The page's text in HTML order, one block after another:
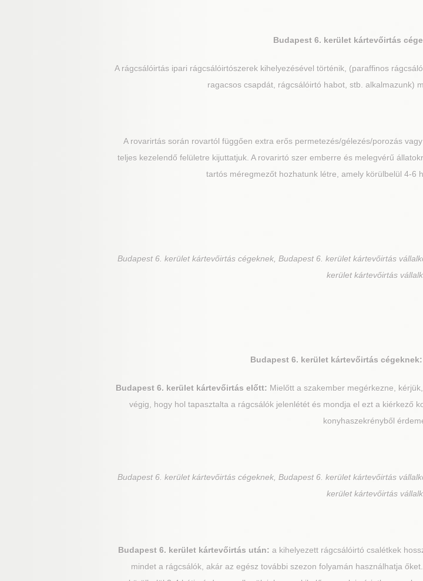
Budapest 6. kerületkártevőirtás
A rágcsálóirtás ipari rágcsálóirtószerek kihelyezésével történik, (paraffinos
ragacsos csapdát, rágcsálóirtó habot, stb. alkalmazunk)
A rovarirtás során rovartól függően extra erős permetezés/gélezés/porozás
teljes kezelendő felületre kijuttatjuk. A rovarirtó szer emberre és melegvérű
tartós méregmezőt hozhatunk létre, amely körülbelül 4-6
Budapest 6. kerületkártevőirtás cégeknek, Budapest 6. kerület kártevőirtás
kerület kártevőirtás
Budapest 6. kerület kártevőirtás
Budapest 6. kerületkártevőirtás előtt: Mielőtt a szakember megérkezne,
végig, hogy hol tapasztalta a rágcsálók jelenlétét és mondja el ezt a kiérkező
konyhaszekrényből
Budapest 6. kerületkártevőirtás cégeknek, Budapest 6. kerület kártevőirtás
kerület kártevőirtás
Budapest 6. kerület kártevőirtás után: a kihelyezett rágcsálóirtó csalétkek
mindet a rágcsálók, akár az egész további szezon folyamán használhatja